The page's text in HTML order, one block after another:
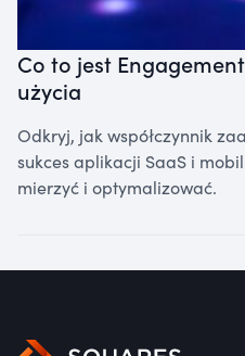
Co to jest
użycia
Odkryj, jak współczynnik
sukces aplikacji SaaS i
mierzyć i optymalizować.